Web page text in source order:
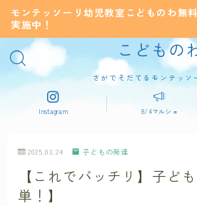
モンテッソーリ幼児教室こどものわ無
実施中！
こどもの
さがでそだてるモンテッソ
MENU
デモプリセット記事 #4
ブログを書く手順
プライバシーポリシー
運営者情報
Instagram 8/4マルシェ
2025.03.24 子どもの発達
【これでバッチリ】子ど
単！】